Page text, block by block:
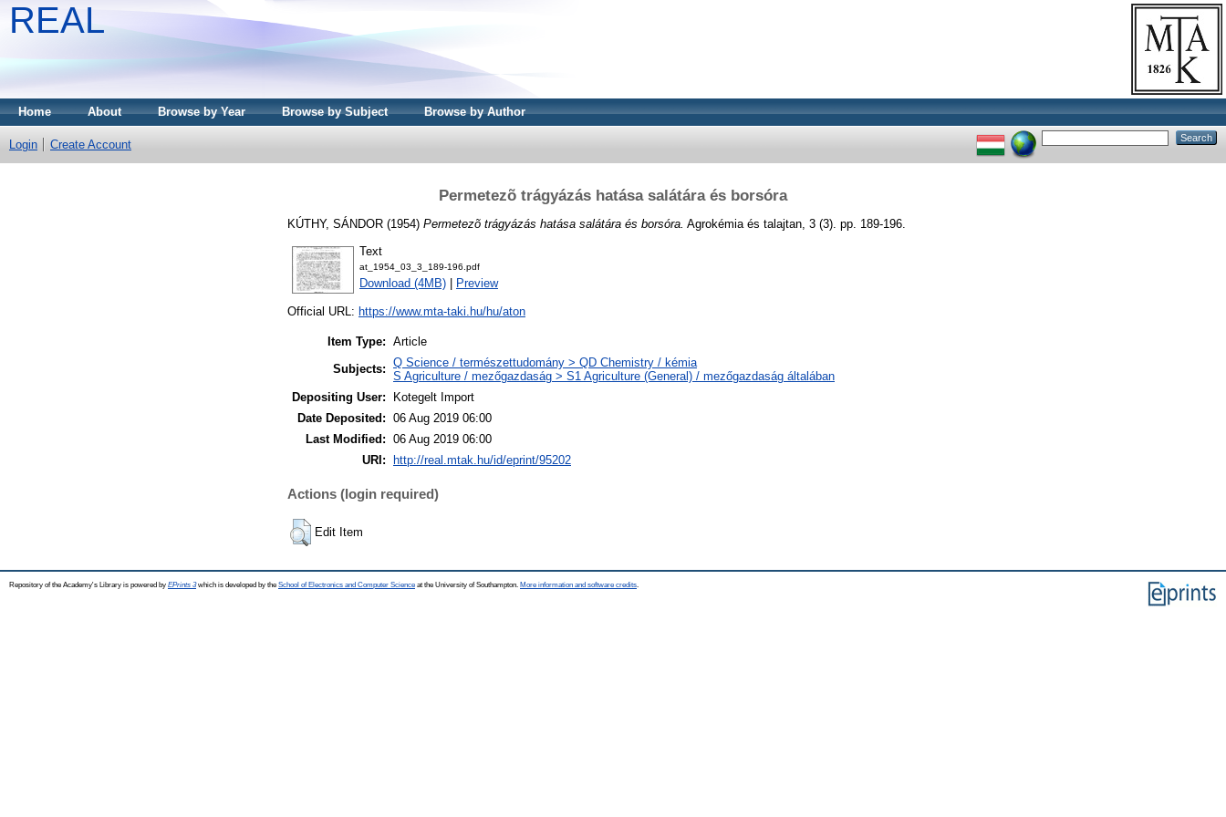
REAL
Home About Browse by Year Browse by Subject Browse by Author
Login Create Account
Permetezõ trágyázás hatása salátára és borsóra
KÚTHY, SÁNDOR (1954) Permetezõ trágyázás hatása salátára és borsóra. Agrokémia és talajtan, 3 (3). pp. 189-196.
Text
at_1954_03_3_189-196.pdf
Download (4MB) Preview
Official URL: https://www.mta-taki.hu/hu/aton
Item Type: Article
Subjects: Q Science / természettudomány > QD Chemistry / kémia
S Agriculture / mezőgazdaság > S1 Agriculture (General) / mezőgazdaság általában
Depositing User:
Kotegelt Import
Date Deposited: 06 Aug 2019 06:00
Last Modified: 06 Aug 2019 06:00
URI:
http://real.mtak.hu/id/eprint/95202
Actions (login required)
Edit Item
Repository of the Academy's Library is powered by EPrints 3which is developed by the School of Electronics and Computer Science at the University of Southampton. More information and software credits